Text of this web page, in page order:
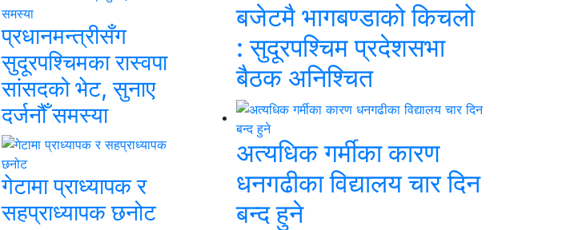
प्रधानमन्त्रीसँग
सुदूरपश्चिमका रास्वपा
सांसदको भेट, सुनाए
दर्जनौँ समस्या
गेटामा प्राध्यापक र
सहप्राध्यापक छनोट
बजेटमै भागबण्डाको किचलो
: सुदूरपश्चिम प्रदेशसभा
बैठक अनिश्चित
अत्यधिक गर्मीका कारण
धनगढीका विद्यालय चार दिन
बन्द हुने